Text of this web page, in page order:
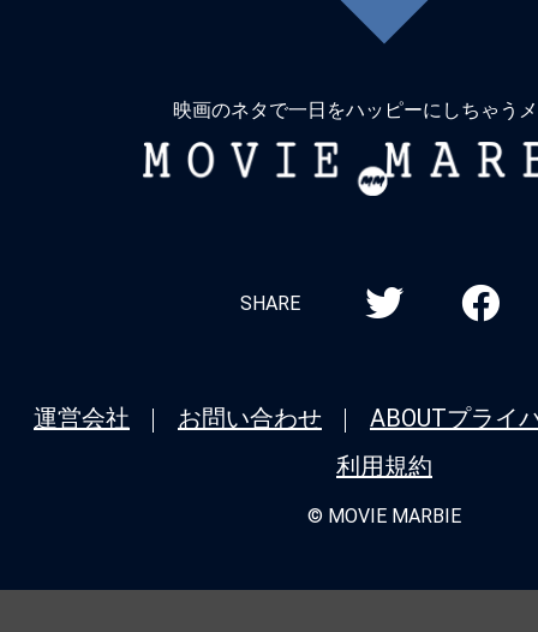
に
映画のネタで一日をハッピーにしちゃう
MOVIE
SHARE
運営会社 お問い合わせ ABOUTプライ
利用規約
© MOVIE MARBIE